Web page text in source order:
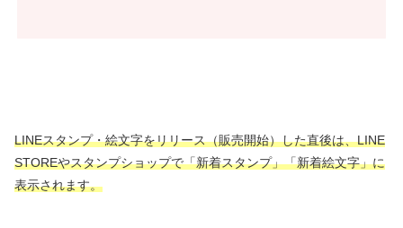
LINEスタンプ・絵文字をリリース（販売開始）した直後は、LINE
STOREやスタンプショップで「新着スタンプ」「新着絵文字」に
表示されます。